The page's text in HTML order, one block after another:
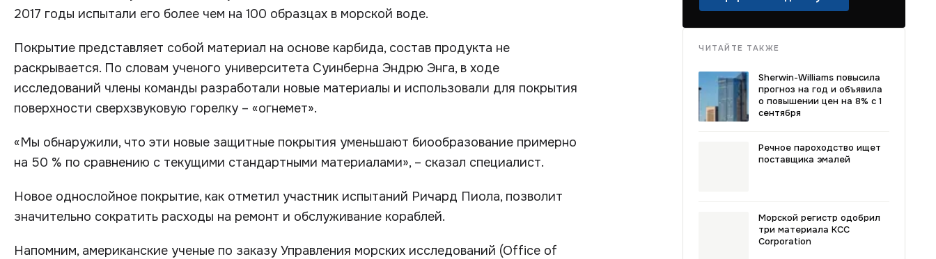
2017 годы испытали его более чем на 100 образцах в морской воде.
Покрытие представляет собой материал на основе карбида, состав продукта не
раскрывается. По словам ученого университета Суинберна Эндрю Энга, в ходе
исследований члены команды разработали новые материалы и использовали для покрытия
поверхности сверхзвуковую горелку – «огнемет».
«Мы обнаружили, что эти новые защитные покрытия уменьшают биообразование примерно
на 50 % по сравнению с текущими стандартными материалами», – сказал специалист.
Новое однослойное покрытие, как отметил участник испытаний Ричард Пиола, позволит
значительно сократить расходы на ремонт и обслуживание кораблей.
Напомним, американские ученые по заказу Управления морских исследований (Office of
ЧИТАЙТЕ ТАКЖЕ
Sherwin-Williams повысила
прогноз на год и объявила
о повышении цен на 8% с 1
сентября
Речное пароходство ищет
поставщика эмалей
Морской регистр одобрил
три материала KCC
Corporation